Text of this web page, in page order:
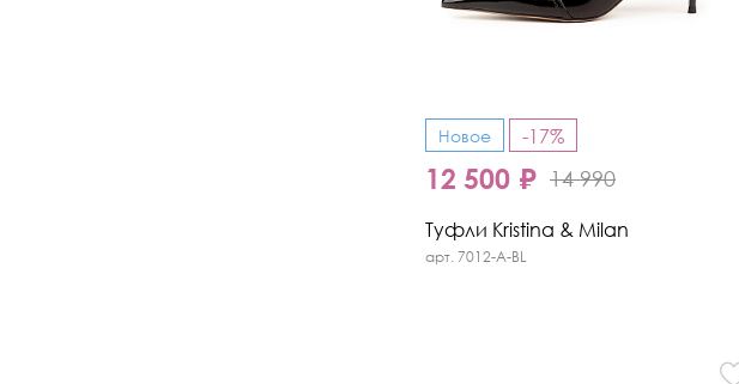
Новое -17%
12 500 ₽ 14 990
Туфли Kristina & Milan
арт. 7012-A-BL